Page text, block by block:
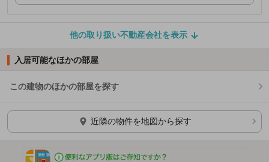
他の取り扱い不動産会社を表示
入居可能なほかの部屋
この建物のほかの部屋を探す
ほかの部屋を検索中…
近隣の物件を地図から探す